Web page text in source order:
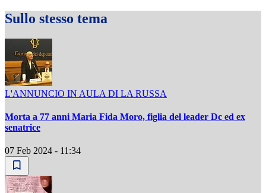
Sullo stesso tema
L'ANNUNCIO IN AULA DI LA RUSSA
Morta a 77 anni Maria Fida Moro, figlia del leader Dc ed ex
senatrice
07 Feb 2024 - 11:34